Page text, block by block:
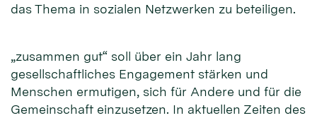
das Thema in sozialen Netzwerken zu beteiligen.
„zusammen gut“ soll über ein Jahr lang
gesellschaftliches Engagement stärken und
Menschen ermutigen, sich für Andere und für die
Gemeinschaft einzusetzen. In aktuellen Zeiten des